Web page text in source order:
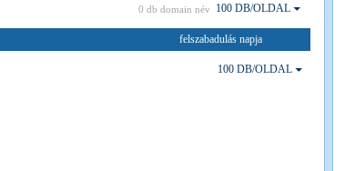
0 db domain név 100 DB/OLDAL
felszabadulás napja
100 DB/OLDAL